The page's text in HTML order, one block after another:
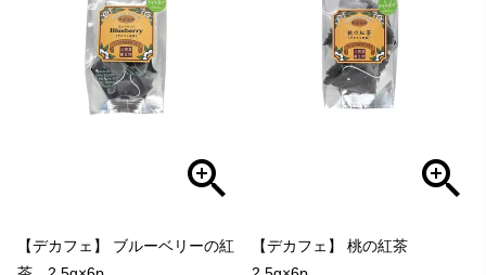
【デカフェ】 ブルーベリーの紅
【デカフェ】 桃の紅茶